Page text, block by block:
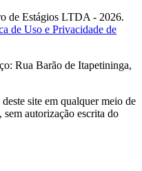
de Estágios LTDA - 2026.
de Uso e Privacidade de
Rua Barão de Itapetininga,
site em qualquer meio de
autorização escrita do